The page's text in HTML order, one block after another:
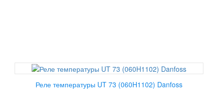
Реле температуры UT 73 (060H1102) Danfoss